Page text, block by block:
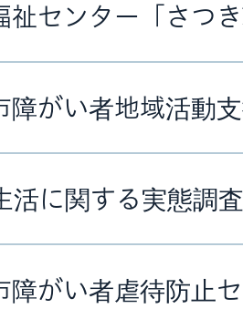
祉センター「さつ
障がい者地域活動
活に関する実態調
障がい者虐待防止